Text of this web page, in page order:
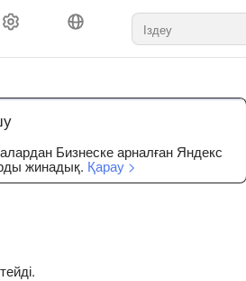
Бизнеске арналған Яндекс
жинадық. Қарау >